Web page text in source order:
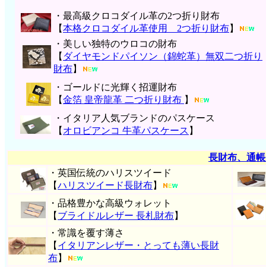
・最高級クロコダイル革の2つ折り財布
【本格クロコダイル革使用 2つ折り財布】
・美しい独特のウロコの財布
【 ダイヤモンドパイソン（錦蛇革）無双二つ折り
財布】
・ゴールドに光輝く招運財布
【金箔 皇帝龍革 二つ折り財布 】
・イタリア人気ブランドのパスケース
【 オロビアンコ 牛革パスケース 】
長財布、通
・英国伝統のハリスツイード
【ハリスツイード長財布】
・品格豊かな高級ウォレット
【 ブライドルレザー 長札財布】
・常識を覆す薄さ
【 イタリアンレザー・とっても薄い長財
布】